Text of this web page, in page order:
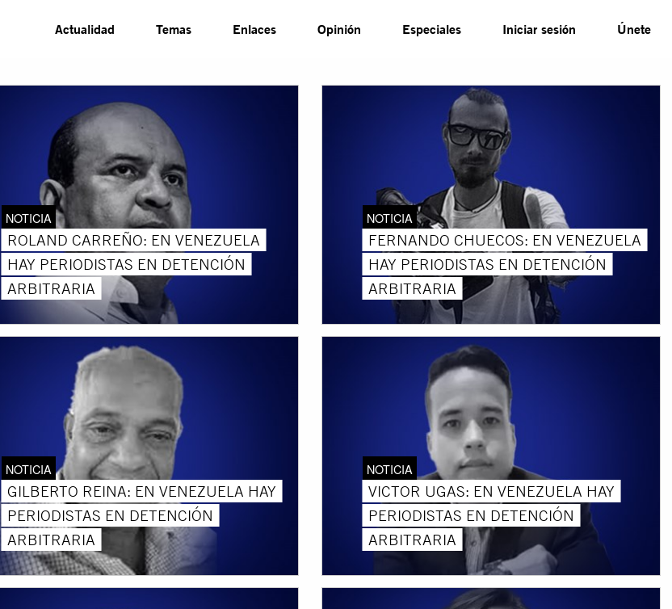
Actualidad Temas Enlaces Opinión Especiales Iniciar sesión Únete
NOTICIA
ROLAND CARREÑO: EN VENEZUELA
HAY PERIODISTAS EN DETENCIÓN
ARBITRARIA
NOTICIA
FERNANDO CHUECOS: EN VENEZUELA
HAY PERIODISTAS EN DETENCIÓN
ARBITRARIA
NOTICIA
GILBERTO REINA: EN VENEZUELA HAY
PERIODISTAS EN DETENCIÓN
ARBITRARIA
NOTICIA
VICTOR UGAS: EN VENEZUELA HAY
PERIODISTAS EN DETENCIÓN
ARBITRARIA